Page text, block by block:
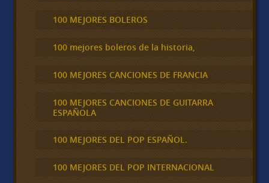
100 MEJORES BOLEROS
100 mejores boleros de la historia,
100 MEJORES CANCIONES DE FRANCIA
100 MEJORES CANCIONES DE GUITARRA
ESPAÑOLA
100 MEJORES DEL POP ESPAÑOL.
100 MEJORES DEL POP INTERNACIONAL